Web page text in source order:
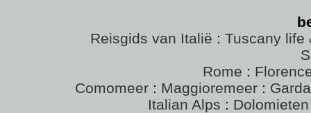
Reisgids van Italië : Tuscany life
Rome :
Comomeer : Maggioremeer :
Italian Alps :